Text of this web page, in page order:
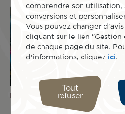
Moana Economy
comprendre son utilisation,
conversions et
Vous pouvez changer
cliquant sur le lien "Gestion
de chaque page du site.
d'informations, cliquez ici.
Tout
refuser